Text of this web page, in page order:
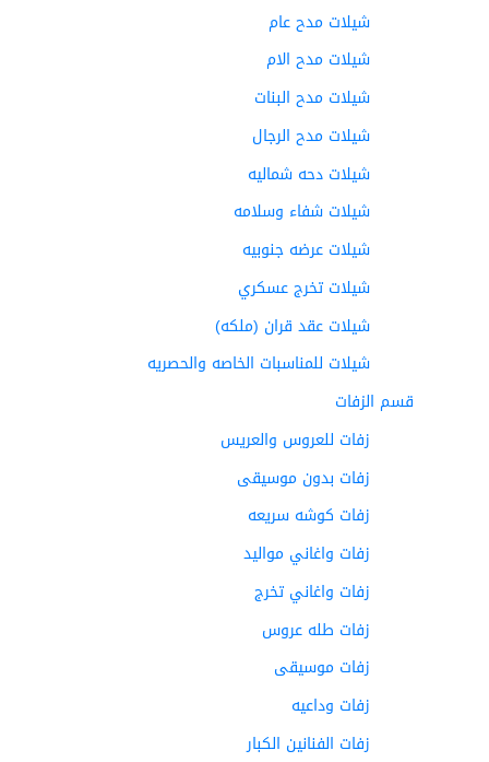
شيلات مدح عام
شيلات مدح الام
شيلات مدح البنات
شيلات مدح الرجال
شيلات دحه شماليه
شيلات شفاء وسلامه
شيلات عرضه جنوبيه
شيلات تخرج عسكري
شيلات عقد قران (ملكه)
شيلات للمناسبات الخاصه والحصريه
قسم الزفات
زفات للعروس والعريس
زفات بدون موسيقى
زفات كوشه سريعه
زفات واغاني مواليد
زفات واغاني تخرج
زفات طله عروس
زفات موسيقى
زفات وداعيه
زفات الفنانين الكبار